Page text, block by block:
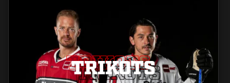
TRIKOTS
TRIKOTS
TRIKOTS